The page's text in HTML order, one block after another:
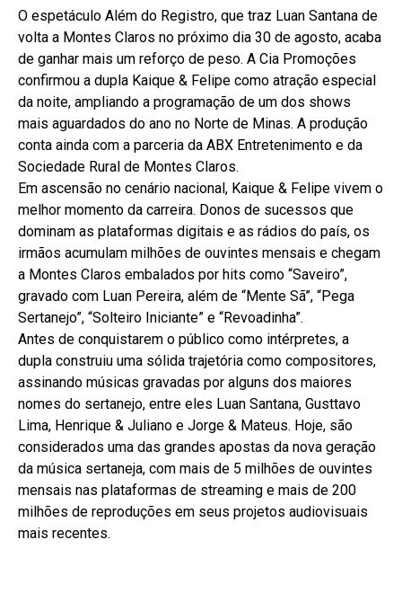
O espetáculo Além do Registro, que traz Luan Santana de
volta a Montes Claros no próximo dia 30 de agosto, acaba
de ganhar mais um reforço de peso. A Cia Promoções
confirmou a dupla Kaique & Felipe como atração especial
da noite, ampliando a programação de um dos shows
mais aguardados do ano no Norte de Minas. A produção
conta ainda com a parceria da ABX Entretenimento e da
Sociedade Rural de Montes Claros.
Em ascensão no cenário nacional, Kaique & Felipe vivem o
melhor momento da carreira. Donos de sucessos que
dominam as plataformas digitais e as rádios do país, os
irmãos acumulam milhões de ouvintes mensais e chegam
a Montes Claros embalados por hits como “Saveiro”,
gravado com Luan Pereira, além de “Mente Sã”, “Pega
Sertanejo”, “Solteiro Iniciante” e “Revoadinha”.
Antes de conquistarem o público como intérpretes, a
dupla construiu uma sólida trajetória como compositores,
assinando músicas gravadas por alguns dos maiores
nomes do sertanejo, entre eles Luan Santana, Gusttavo
Lima, Henrique & Juliano e Jorge & Mateus. Hoje, são
considerados uma das grandes apostas da nova geração
da música sertaneja, com mais de 5 milhões de ouvintes
mensais nas plataformas de streaming e mais de 200
milhões de reproduções em seus projetos audiovisuais
mais recentes.